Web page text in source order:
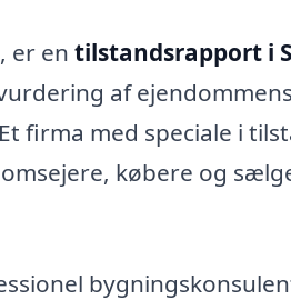
er en tilstandsrapport i
af
firma med speciale i
købere og